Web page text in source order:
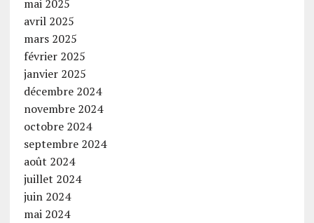
mai 2025
avril 2025
mars 2025
février 2025
janvier 2025
décembre 2024
novembre 2024
octobre 2024
septembre 2024
août 2024
juillet 2024
juin 2024
mai 2024